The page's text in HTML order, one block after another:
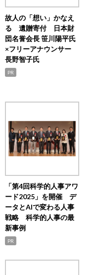
故人の「想い」かなえ
る 遺贈寄付 日本財
団名誉会長 笹川陽平氏
×フリーアナウンサー
長野智子氏
PR
「第4回科学的人事アワ
ード2025」を開催 デ
ータとAIで変わる人事
戦略 科学的人事の最
新事例
PR